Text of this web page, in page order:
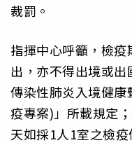
裁罰。
指揮中心呼籲，檢
出，亦不得出境或
傳染性肺炎入境健
疫專案)」所載規定
天如採1人1室之檢